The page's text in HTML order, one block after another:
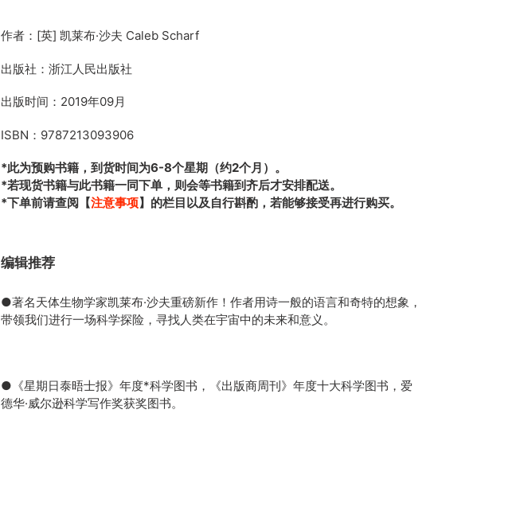
在
添
加
品
您
购
物
车
作者：[英] 凯莱布·沙夫 Caleb Scharf
出版社：浙江人民出版社
出版时间：2019年09月
ISBN：9787213093906
*此为预购书籍，到货时间为6-8个星期（约2个月）。
*若现货书籍与此书籍一同下单，则会等书籍到齐后才安排配送。
*下单前请查阅【注意事项】的栏目以及自行斟酌，若能够接受再进行购买。
编辑推荐
●著名天体生物学家凯莱布·沙夫重磅新作！作者用诗一般的语言和奇特的想象，
带领我们进行一场科学探险，寻找人类在宇宙中的未来和意义。
●《星期日泰晤士报》年度*科学图书，《出版商周刊》年度十大科学图书，爱
德华·威尔逊科学写作奖获奖图书。